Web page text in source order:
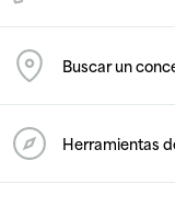
Buscar un
Herramientas
TODOS